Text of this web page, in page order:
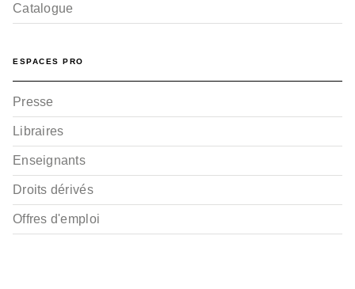
Catalogue
ESPACES PRO
Presse
Libraires
Enseignants
Droits dérivés
Offres d'emploi